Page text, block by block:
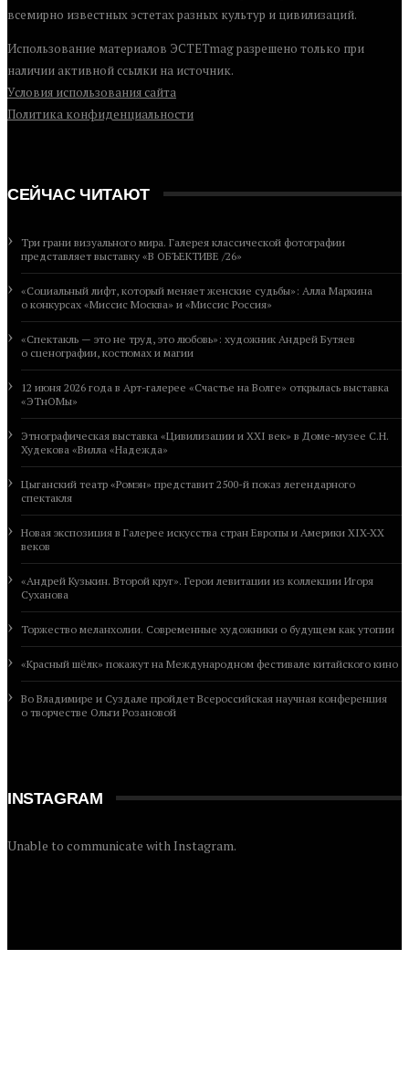
всемирно известных эстетах разных культур и цивилизаций.
Использование материалов ЭСТЕТmag разрешено только при
наличии активной ссылки на источник.
Условия использования сайта
Политика конфиденциальности
СЕЙЧАС ЧИТАЮТ
Три грани визуального мира. Галерея классической фотографии
представляет выставку «В ОБЪЕКТИВЕ /26»
«Социальный лифт, который меняет женские судьбы»: Алла Маркина
о конкурсах «Миссис Москва» и «Миссис Россия»
«Спектакль — это не труд, это любовь»: художник Андрей Бутяев
о сценографии, костюмах и магии
12 июня 2026 года в Арт-галерее «Счастье на Волге» открылась выставка
«ЭТнОМы»
Этнографическая выставка «Цивилизации и ХХI век» в Доме-музее С.Н.
Худекова «Вилла «Надежда»
Цыганский театр «Ромэн» представит 2500-й показ легендарного
спектакля
Новая экспозиция в Галерее искусства стран Европы и Америки XIX-XX
веков
«Андрей Кузькин. Второй круг». Герои левитации из коллекции Игоря
Суханова
Торжество меланхолии. Современные художники о будущем как утопии
«Красный шёлк» покажут на Международном фестивале китайского кино
Во Владимире и Суздале пройдет Всероссийская научная конференция
о творчестве Ольги Розановой
INSTAGRAM
Unable to communicate with Instagram.